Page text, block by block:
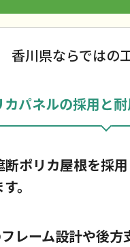
香川県ならではの
パネルの採用と
ポリカ屋根を採
。
レーム設計や後